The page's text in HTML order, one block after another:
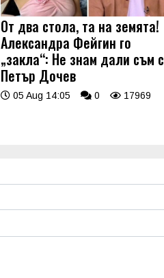
От два стола, та на земята!
Александра Фейгин го
„закла“: Не знам дали съм с
Петър Дочев
05 Aug 14:05 0 17969